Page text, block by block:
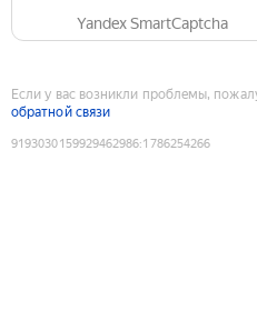
Yandex SmartCaptcha
Если у вас возникли проблемы,
обратной связи
9193030159929462986:1786254266